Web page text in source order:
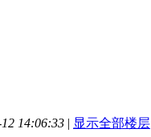
14:06:33 | 显示全部楼层